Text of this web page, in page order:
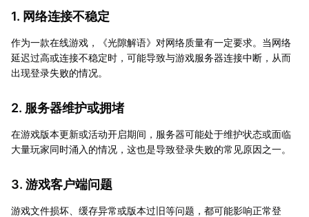
1. 网络连接不稳定
作为一款在线游戏，《光隙解语》对网络质量有一定要求。当网络
延迟过高或连接不稳定时，可能导致与游戏服务器连接中断，从而
出现登录失败的情况。
2. 服务器维护或拥堵
在游戏版本更新或活动开启期间，服务器可能处于维护状态或面临
大量玩家同时涌入的情况，这也是导致登录失败的常见原因之一。
3. 游戏客户端问题
游戏文件损坏、缓存异常或版本过旧等问题，都可能影响正常登